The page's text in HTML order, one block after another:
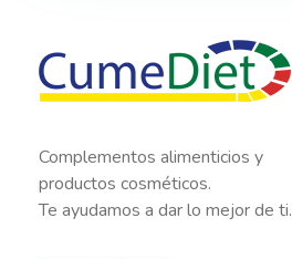
Complementos alimenticios y
productos cosméticos.
Te ayudamos a dar lo mejor de ti.